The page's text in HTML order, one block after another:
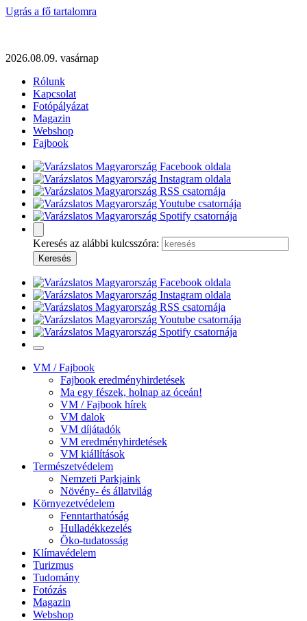
Ugrás a fő tartalomra
2026.08.09. vasárnap
Rólunk
Kapcsolat
Fotópályázat
Magazin
Webshop
Fajbook
Keresés az alábbi kulcsszóra:
VM / Fajbook
Fajbook eredményhirdetések
Ma egy fészek, holnap az óceán!
VM / Fajbook hírek
VM dalok
VM díjátadók
VM eredményhirdetések
VM kiállítások
Természetvédelem
Nemzeti Parkjaink
Növény- és állatvilág
Környezetvédelem
Fenntarthatóság
Hulladékkezelés
Öko-tudatosság
Klímavédelem
Turizmus
Tudomány
Fotózás
Magazin
Webshop